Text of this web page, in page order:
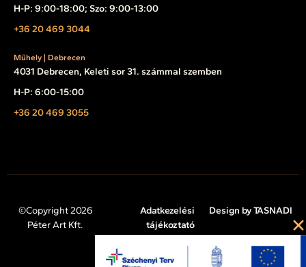
H-P: 9:00-18:00; Szo: 9:00-13:00
+36 20 469 3044
Műhely | Debrecen
4031 Debrecen, Keleti sor 31. számmal szemben
H-P: 6:00-15:00
+36 20 469 3055
©Copyright 2026
Péter Art Kft.
Adatkezelési
tájékoztató
Cookie tájékoztató
Design by TASNADI